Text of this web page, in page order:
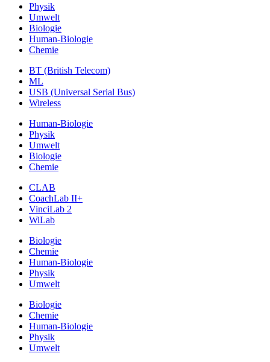
Physik
Umwelt
Biologie
Human-Biologie
Chemie
BT (British Telecom)
ML
USB (Universal Serial Bus)
Wireless
Human-Biologie
Physik
Umwelt
Biologie
Chemie
CLAB
CoachLab II+
VinciLab 2
WiLab
Biologie
Chemie
Human-Biologie
Physik
Umwelt
Biologie
Chemie
Human-Biologie
Physik
Umwelt